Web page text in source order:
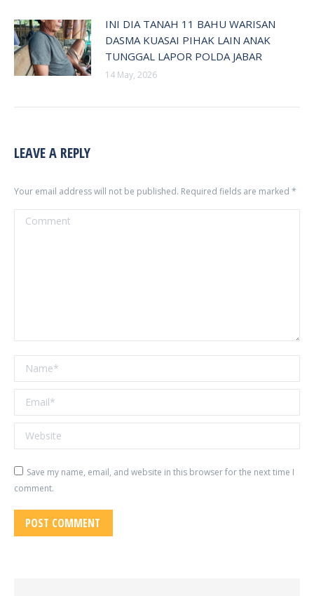
INI DIA TANAH 11 BAHU WARISAN
DASMA KUASAI PIHAK LAIN ANAK
TUNGGAL LAPOR POLDA JABAR
14 May, 2026
LEAVE A REPLY
Your email address will not be published. Required fields are marked *
Comment
Name *
Email *
Website
Save my name, email, and website in this browser for the next time I
comment.
POST COMMENT